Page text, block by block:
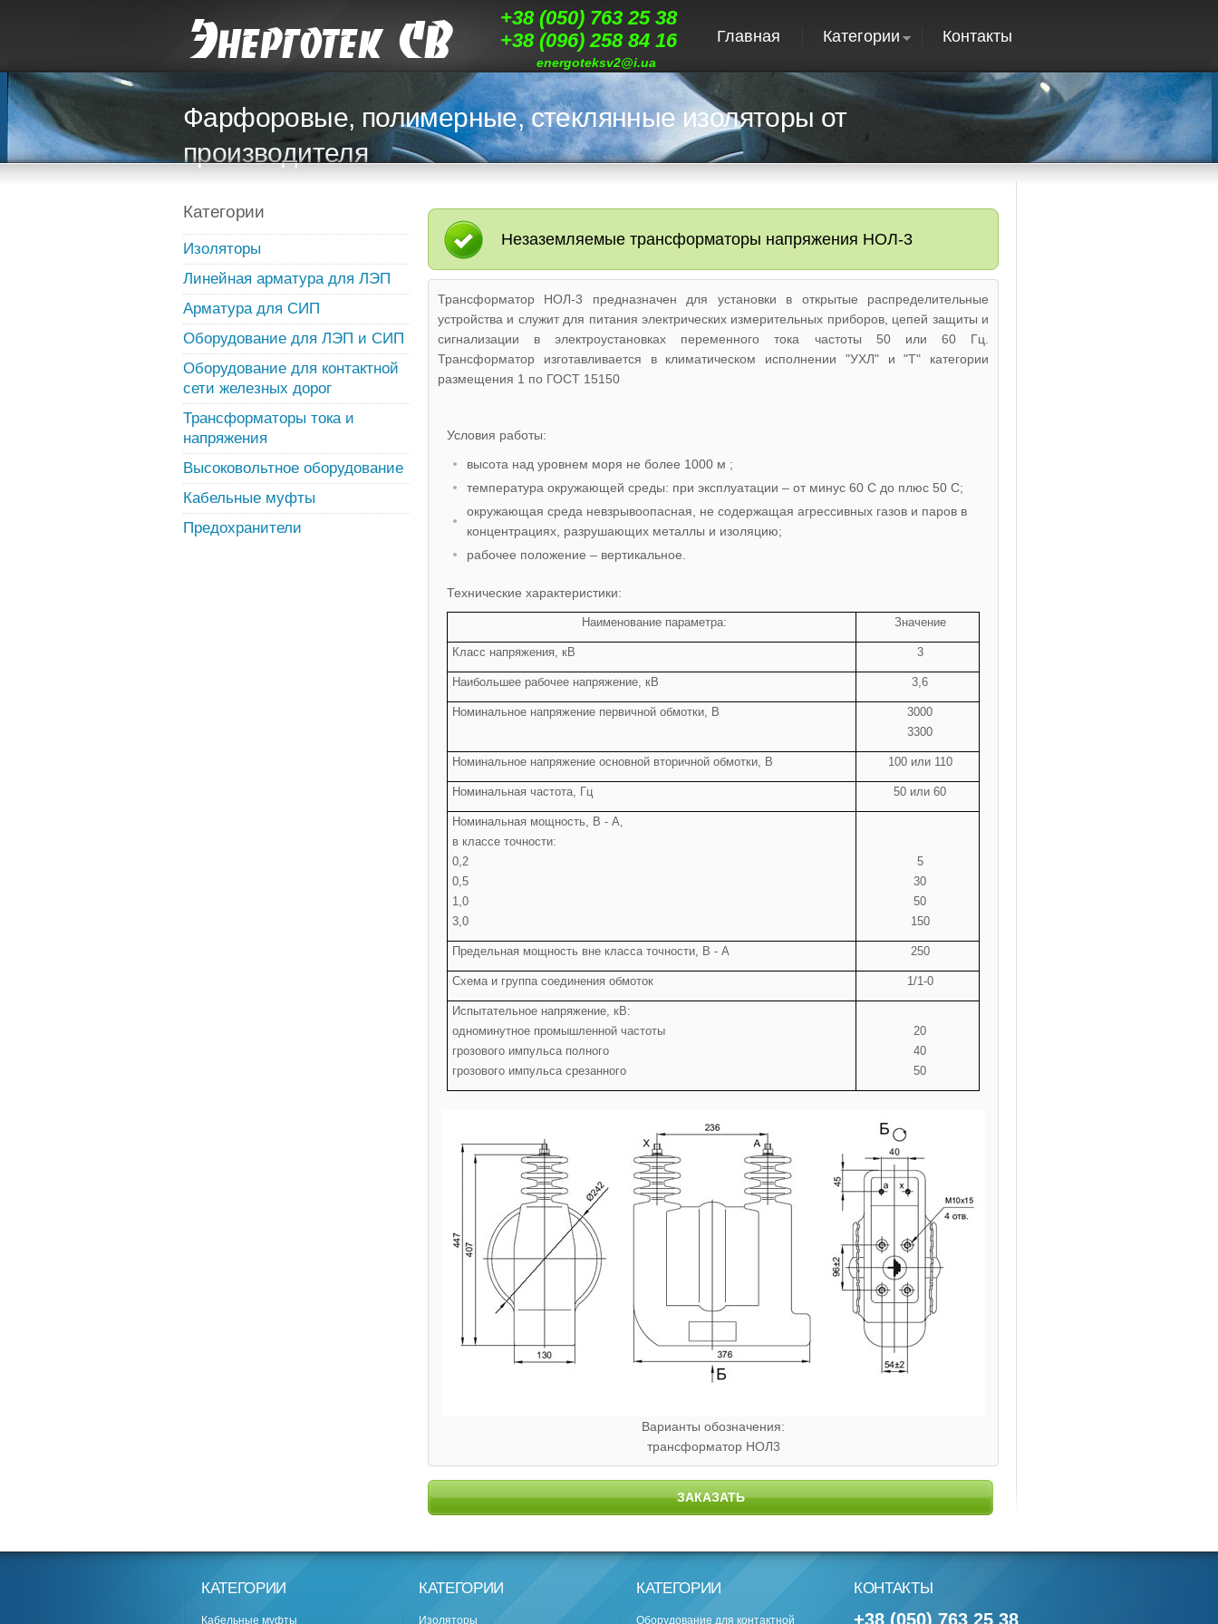
Главная Категории Контакты
+38 (050) 763 25 38
+38 (096) 258 84 16
energoteksv2@i.ua
Фарфоровые, полимерные, стеклянные изоляторы от
производителя
Категории
Изоляторы
Линейная арматура для ЛЭП
Арматура для СИП
Оборудование для ЛЭП и СИП
Оборудование для контактной
сети железных дорог
Трансформаторы тока и
напряжения
Высоковольтное оборудование
Кабельные муфты
Предохранители
Незаземляемые трансформаторы напряжения НОЛ-3
Трансформатор НОЛ-3 предназначен для установки в открытые распределительные
устройства и служит для питания электрических измерительных приборов, цепей защиты и
сигнализации в электроустановках переменного тока частоты 50 или 60 Гц.
Трансформатор изготавливается в климатическом исполнении "УХЛ" и "Т" категории
размещения 1 по ГОСТ 15150
Условия работы:
высота над уровнем моря не более 1000 м ;
температура окружающей среды: при эксплуатации – от минус 60 С до плюс 50 С;
окружающая среда невзрывоопасная, не содержащая агрессивных газов и паров в
концентрациях, разрушающих металлы и изоляцию;
рабочее положение – вертикальное.
Технические характеристики:
Наименование параметра: Значение
Класс напряжения, кВ 3
Наибольшее рабочее напряжение, кВ 3,6
Номинальное напряжение первичной обмотки, В
3000
3300
Номинальное напряжение основной вторичной обмотки, В 100 или 110
Номинальная частота, Гц 50 или 60
Номинальная мощность, В - А,
в классе точности:
0,2
0,5
1,0
3,0
5
30
50
150
Предельная мощность вне класса точности, В - А 250
Схема и группа соединения обмоток 1/1-0
Испытательное напряжение, кВ:
одноминутное промышленной частоты
грозового импульса полного
грозового импульса срезанного
20
40
50
Варианты обозначения:
трансформатор НОЛ3
ЗАКАЗАТЬ
КАТЕГОРИИ
Кабельные муфты
КАТЕГОРИИ
Изоляторы
КАТЕГОРИИ
Оборудование для контактной
КОНТАКТЫ
+38 (050) 763 25 38